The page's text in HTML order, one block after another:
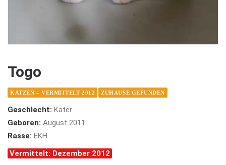
Togo
KATZEN – VERMITTELT 2012 ZUHAUSE GEFUNDEN
Geschlecht: Kater
Geboren: August 2011
Rasse: EKH
Vermittelt: Dezember 2012